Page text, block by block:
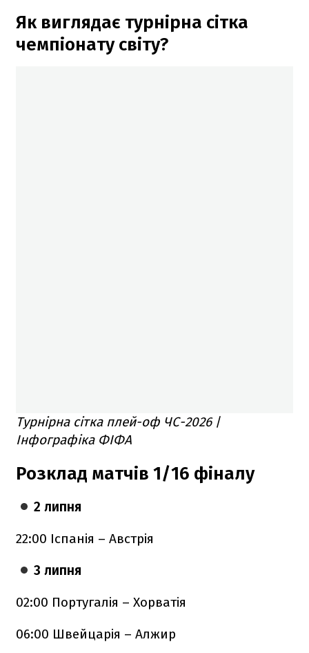
Як виглядає турнірна сітка
чемпіонату світу?
Турнірна сітка плей-оф ЧС-2026 /
Інфографіка ФІФА
Розклад матчів 1/16 фіналу
2 липня
22:00 Іспанія – Австрія
3 липня
02:00 Португалія – Хорватія
06:00 Швейцарія – Алжир